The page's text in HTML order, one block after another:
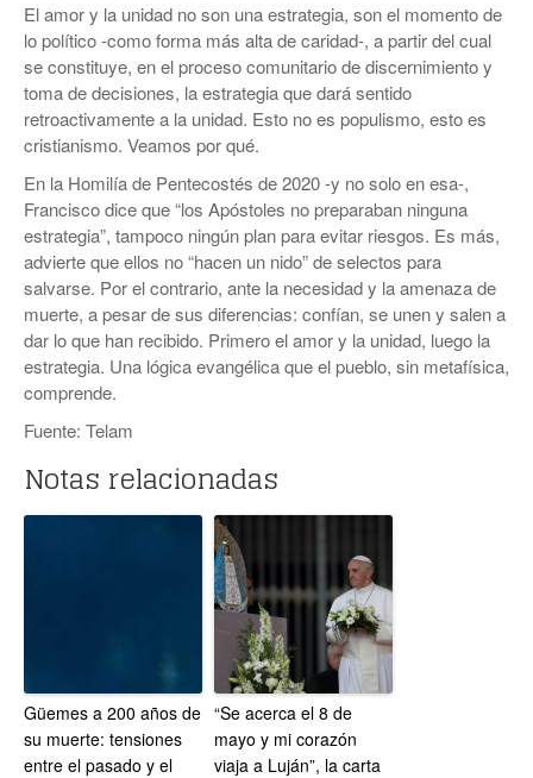
El amor y la unidad no son una estrategia, son el momento de
lo político -como forma más alta de caridad-, a partir del cual
se constituye, en el proceso comunitario de discernimiento y
toma de decisiones, la estrategia que dará sentido
retroactivamente a la unidad. Esto no es populismo, esto es
cristianismo. Veamos por qué.
En la Homilía de Pentecostés de 2020 -y no solo en esa-,
Francisco dice que “los Apóstoles no preparaban ninguna
estrategia”, tampoco ningún plan para evitar riesgos. Es más,
advierte que ellos no “hacen un nido” de selectos para
salvarse. Por el contrario, ante la necesidad y la amenaza de
muerte, a pesar de sus diferencias: confían, se unen y salen a
dar lo que han recibido. Primero el amor y la unidad, luego la
estrategia. Una lógica evangélica que el pueblo, sin metafísica,
comprende.
Fuente: Telam
Notas relacionadas
Güemes a 200 años de
su muerte: tensiones
entre el pasado y el
“Se acerca el 8 de
mayo y mi corazón
viaja a Luján”, la carta